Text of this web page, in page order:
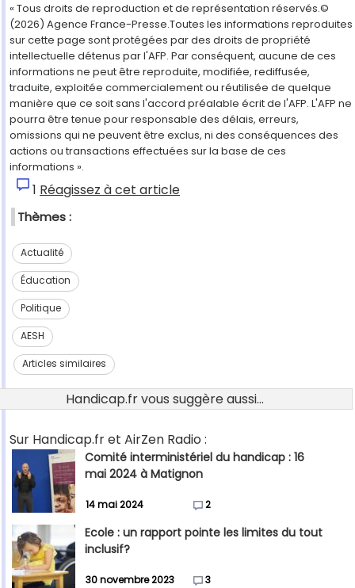
« Tous droits de reproduction et de représentation réservés.©
(2026) Agence France-Presse.Toutes les informations reproduites
sur cette page sont protégées par des droits de propriété
intellectuelle détenus par l'AFP. Par conséquent, aucune de ces
informations ne peut être reproduite, modifiée, rediffusée,
traduite, exploitée commercialement ou réutilisée de quelque
manière que ce soit sans l'accord préalable écrit de l'AFP. L'AFP ne
pourra être tenue pour responsable des délais, erreurs,
omissions qui ne peuvent être exclus, ni des conséquences des
actions ou transactions effectuées sur la base de ces
informations ».
1 Réagissez à cet article
Thèmes :
Actualité
Éducation
Politique
AESH
Articles similaires
Handicap.fr vous suggère aussi...
Sur Handicap.fr et AirZen Radio :
Comité interministériel du handicap : 16
mai 2024 à Matignon
14 mai 2024 2
Ecole : un rapport pointe les limites du tout
inclusif?
30 novembre 2023 3